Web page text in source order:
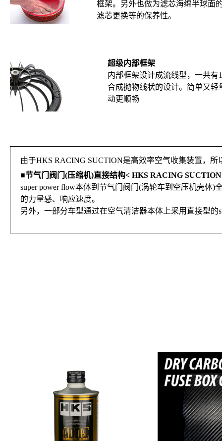
框架。另外也做为滤芯海绵半球面
滤芯更换等的保养性。
超级内部框架
内部框架设计成流线型，一共有
合成抛物线状的设计。简单又轻
动更顺畅
由于HKS RACING SUCTION是高效率空气收集装置，
■节气门阀门(压缩机)直接结构< HKS RACING
super power flow本体到节气门阀门(涡轮车到空压机壳体
的力量感、响应速度。
另外，一部分车型通过在空气清洁器本体上采用直接型